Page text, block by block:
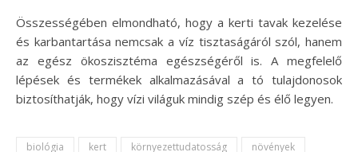
Összességében elmondható, hogy a kerti tavak kezelése
és karbantartása nemcsak a víz tisztaságáról szól, hanem
az egész ökoszisztéma egészségéről is. A megfelelő
lépések és termékek alkalmazásával a tó tulajdonosok
biztosíthatják, hogy vízi világuk mindig szép és élő legyen.
biológia kert környezettudatosság növények